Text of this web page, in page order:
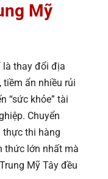
Mỹ
là thay đổi địa
ẩn nhiều rủi
“sức khỏe” tài
Chuyển
thực thi hàng
thức lớn nhất mà
Mỹ Tây đều